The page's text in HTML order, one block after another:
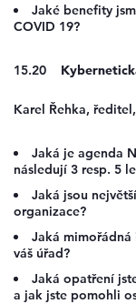
Jaké benefity
COVID 19?
15.20
Karel Řehka,
Jaká je agenda
následují 3 resp. 5
Jaká jsou
organizace?
Jaká
váš úřad?
Jaká opatření
a jak jste pomohli